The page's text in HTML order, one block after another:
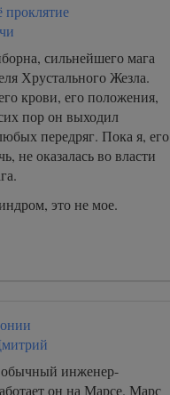
проклятие
сильнейшего мага
Хрустального Жезла.
крови, его положения,
пор он выходил
передряг. Пока я, его
не оказалась во власти
это не мое.
инженер-
он на Марсе. Марс